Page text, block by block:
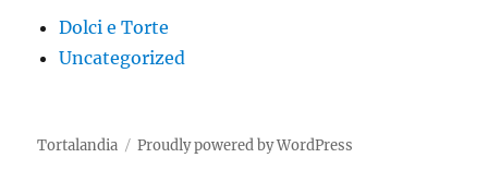
Dolci e Torte
Uncategorized
Tortalandia Proudly powered by WordPress